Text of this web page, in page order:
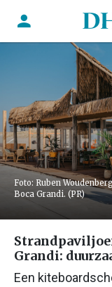
Foto: Ruben
Boca Grandi. (PR)
Grandi:
Een